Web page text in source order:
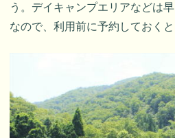
う。デイキャンプエリアなどは
なので、利用前に予約しておくと